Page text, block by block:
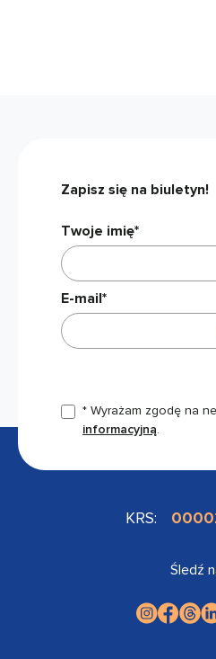
Zapisz się na biuletyn!
Twoje imię*
E-mail*
* Wyrażam zgodę na
informacyjną.
KRS:
Śledź